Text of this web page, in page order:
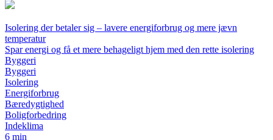
Isolering der betaler sig – lavere energiforbrug og mere jævn
temperatur
Spar energi og få et mere behageligt hjem med den rette isolering
Byggeri
Byggeri
Isolering
Energiforbrug
Bæredygtighed
Boligforbedring
Indeklima
6 min